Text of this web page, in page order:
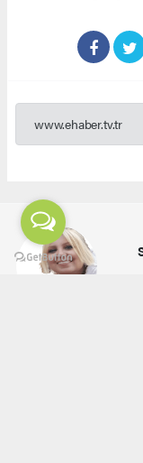
www.ehaber.tv.tr